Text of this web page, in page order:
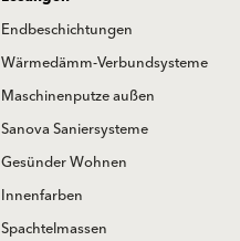
Endbeschichtungen
Wärmedämm-Verbundsysteme
Maschinenputze außen
Sanova Saniersysteme
Gesünder Wohnen
Innenfarben
Spachtelmassen